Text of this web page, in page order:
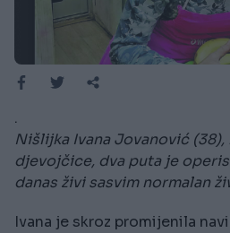
.
Nišlijka Ivana Jovanović (38),
djevojčice, dva puta je
danas živi sasvim normalan
Ivana je skroz promijenila